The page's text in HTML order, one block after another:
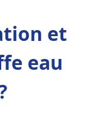
et
eau